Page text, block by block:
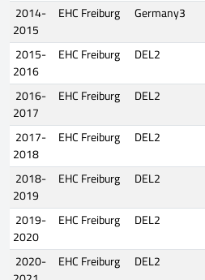
2014-
2015
EHC Freiburg Germany3
2015-
2016
EHC Freiburg DEL2
2016-
2017
EHC Freiburg DEL2
2017-
2018
EHC Freiburg DEL2
2018-
2019
EHC Freiburg DEL2
2019-
2020
EHC Freiburg DEL2
2020-
EHC Freiburg DEL2